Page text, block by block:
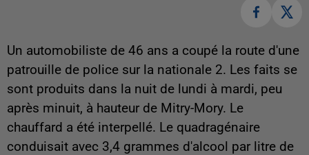
Un automobiliste de 46 ans a coupé la route d'une
patrouille de police sur la nationale 2. Les faits se
sont produits dans la nuit de lundi à mardi, peu
après minuit, à hauteur de Mitry-Mory. Le
chauffard a été interpellé. Le quadragénaire
conduisait avec 3,4 grammes d'alcool par litre de